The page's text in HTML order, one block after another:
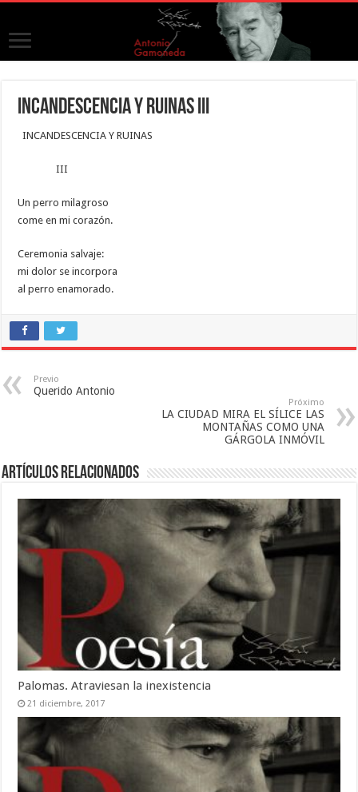
INCANDESCENCIA Y RUINAS III
INCANDESCENCIA Y RUINAS
III
Un perro milagroso
come en mi corazón.
Ceremonia salvaje:
mi dolor se incorpora
al perro enamorado.
Previo
Querido Antonio
Próximo
LA CIUDAD MIRA EL SÍLICE LAS
MONTAÑAS COMO UNA
GÁRGOLA INMÓVIL
Artículos relacionados
Palomas. Atraviesan la inexistencia
21 diciembre, 2017